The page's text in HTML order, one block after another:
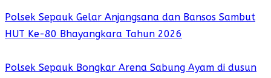
Polsek Sepauk Gelar Anjangsana dan Bansos Sambut
HUT Ke-80 Bhayangkara Tahun 2026
Polsek Sepauk Bongkar Arena Sabung Ayam di dusun